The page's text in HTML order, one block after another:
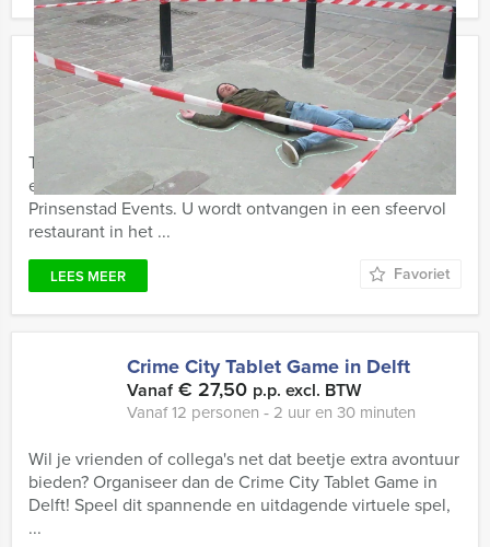
VR Moordlunch in Delft
Vanaf€ 57,50 p.p. excl. BTW
Vanaf 12 personen ‐ 3 uur
Teambuilding, een heerlijke lunch en een bijzondere
ervaring komen samen bij het VR Lunchgame van
Prinsenstad Events. U wordt ontvangen in een sfeervol
restaurant in het ...
LEES MEER Favoriet
Crime City Tablet Game in Delft
Vanaf€ 27,50 p.p. excl. BTW
Vanaf 12 personen ‐ 2 uur en 30 minuten
Wil je vrienden of collega's net dat beetje extra avontuur
bieden? Organiseer dan de Crime City Tablet Game in
Delft! Speel dit spannende en uitdagende virtuele spel,
...